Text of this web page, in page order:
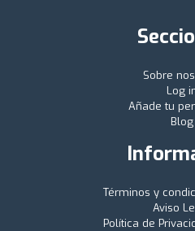
Sobre
Log
Añade tu
Blog
Términos y
Aviso
Política de